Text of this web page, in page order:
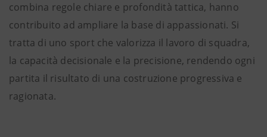
combina regole chiare e profondità tattica, hanno
contribuito ad ampliare la base di appassionati. Si
tratta di uno sport che valorizza il lavoro di squadra,
la capacità decisionale e la precisione, rendendo ogni
partita il risultato di una costruzione progressiva e
ragionata.